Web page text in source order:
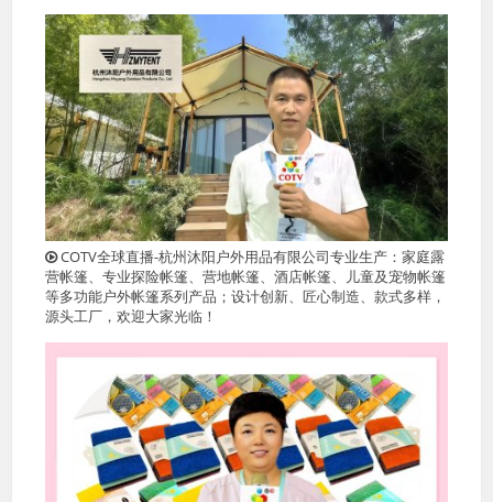
COTV全球直播-杭州沐阳户外用品有限公司专业生产：家庭露
营帐篷、专业探险帐篷、营地帐篷、酒店帐篷、儿童及宠物帐篷
等多功能户外帐篷系列产品；设计创新、匠心制造、款式多样，
源头工厂，欢迎大家光临！